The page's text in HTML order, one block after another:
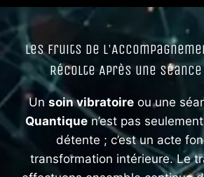
Les Fruits de
Récolte Après une
Un soin vibratoireou une
Quantiquen’est pas
détente ; c’est un acte
transformation intérieure. Le